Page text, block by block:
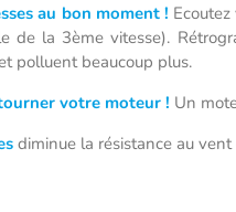
au bon moment !
de la 3ème vitesse).
polluent beaucoup plus.
votre moteur ! Un
diminue la résistance au